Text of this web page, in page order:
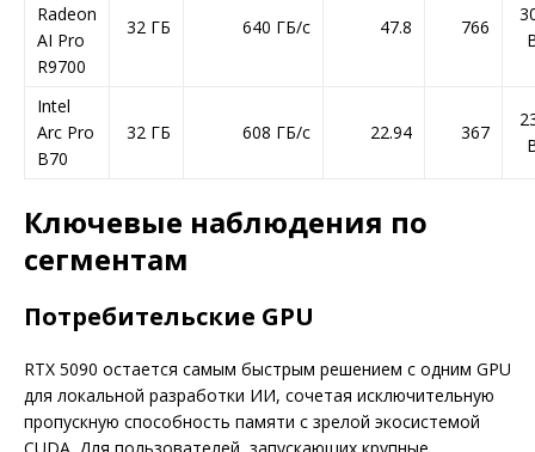
Radeon
AI Pro
R9700
32 ГБ 640 ГБ/с 47.8 766
Intel
Arc Pro
B70
32 ГБ 608 ГБ/с 22.94 367
Ключевые наблюдения по
сегментам
Потребительские GPU
RTX 5090 остается самым быстрым решением с одним GPU
для локальной разработки ИИ, сочетая исключительную
пропускную способность памяти с зрелой экосистемой